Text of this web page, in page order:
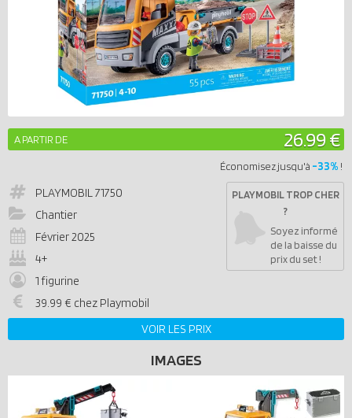
A PARTIR DE 26.99 €
Économisez jusqu'à -33% !
PLAYMOBIL71750
Chantier
Février 2025
4+
1 figurine
39.99 € chez Playmobil
PLAYMOBIL TROP CHER
?
Soyez informé
de la baisse du
prix du set !
VOIR LES PRIX
IMAGES